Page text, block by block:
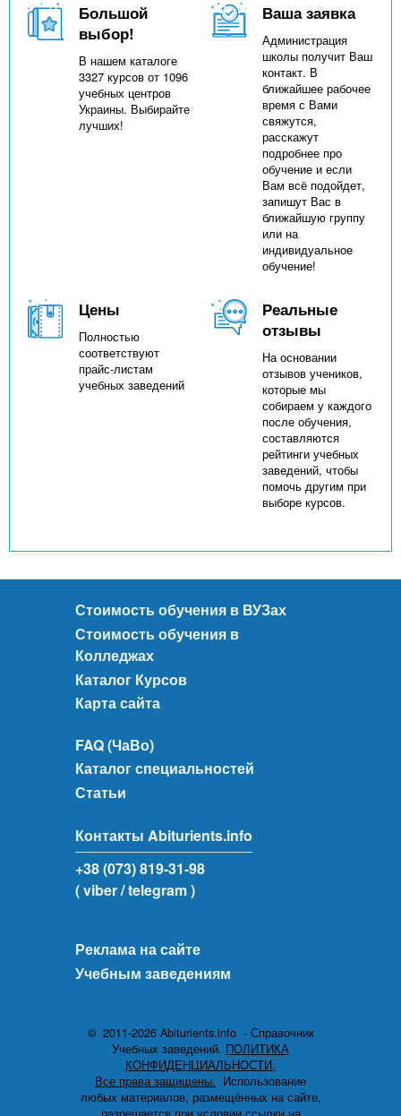
Большой
выбор!
В нашем каталоге
3327 курсов от 1096
учебных центров
Украины. Выбирайте
лучших!
Ваша заявка
Администрация
школы получит Ваш
контакт. В
ближайшее рабочее
время с Вами
свяжутся,
расскажут
подробнее про
обучение и если
Вам всё подойдет,
запишут Вас в
ближайшую группу
или на
индивидуальное
обучение!
Цены
Полностью
соответствуют
прайс-листам
учебных заведений
Реальные
отзывы
На основании
отзывов учеников,
которые мы
собираем у каждого
после обучения,
составляются
рейтинги учебных
заведений, чтобы
помочь другим при
выборе курсов.
Стоимость обучения в ВУЗах
Стоимость обучения в
Колледжах
Каталог Курсов
Карта сайта
FAQ (ЧаВо)
Каталог специальностей
Статьи
Контакты Abiturients.info
+38 (073) 819-31-98
( viber/ telegram )
Реклама на сайте
Учебным заведениям
© 2011-2026 Abiturients.info - Справочник
Учебных заведений. ПОЛИТИКА
КОНФИДЕНЦИАЛЬНОСТИ.
Все права защищены. Использование
любых материалов, размещённых на сайте,